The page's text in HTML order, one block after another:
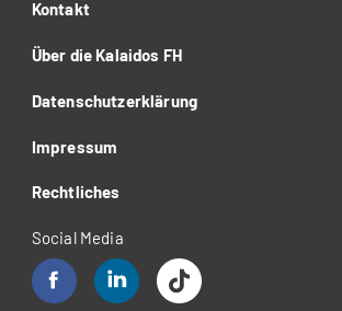
Kontakt
Über die Kalaidos FH
Datenschutzerklärung
Impressum
Rechtliches
Social Media